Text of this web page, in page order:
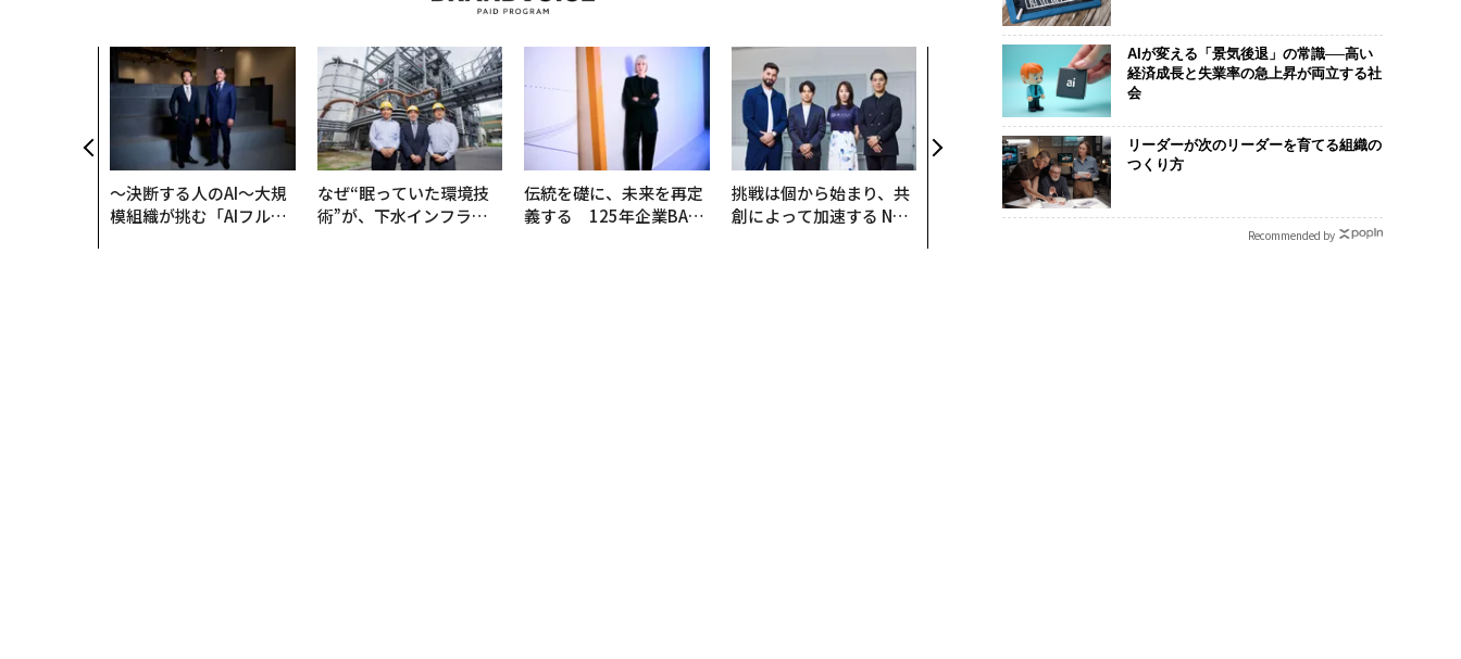
〜決断する人のAI〜大規
模組織が挑む「AIフル実
なぜ“眠っていた環境技
術”が、下水インフラを
伝統を礎に、未来を再定
義する 125年企業BAT
挑戦は個から始まり、共
創によって加速する NOR
パシフィックコンサルタ
ンツ技師長の"北極星"。
災害への無力感を乗り越
え見つけた、防災一筋20
年の答え
AIが変えるのは効率では
ow Better」な組織のつ
くり方
「誠実さ」は
学
AIが変える「景気後退」の常識──高い
経済成長と失業率の急上昇が両立する社
会
リーダーが次のリーダーを育てる組織の
つくり方
Recommended by